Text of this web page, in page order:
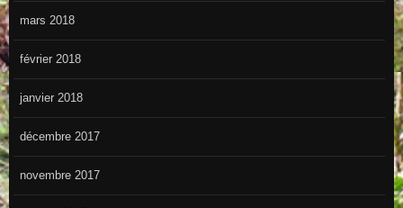
mars 2018
février 2018
janvier 2018
décembre 2017
novembre 2017